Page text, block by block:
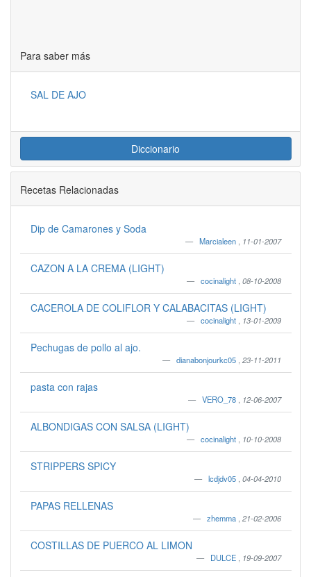
Para saber más
SAL DE AJO
Diccionario
Recetas Relacionadas
Dip de Camarones y Soda
Marcialeen 11-01-2007
CAZON A LA CREMA (LIGHT)
cocinalight 08-10-2008
CACEROLA DE COLIFLOR Y CALABACITAS (LIGHT)
cocinalight 13-01-2009
Pechugas de pollo al ajo.
dianabonjourkc05 23-11-2011
pasta con rajas
VERO_78 12-06-2007
ALBONDIGAS CON SALSA (LIGHT)
cocinalight 10-10-2008
STRIPPERS SPICY
lcdjdv05 04-04-2010
PAPAS RELLENAS
zhemma 21-02-2006
COSTILLAS DE PUERCO AL LIMON
DULCE 19-09-2007